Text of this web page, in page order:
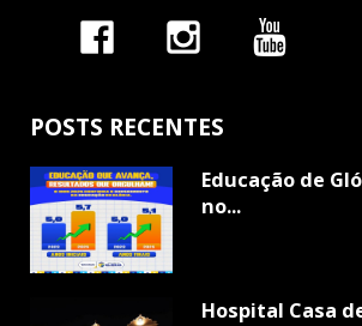
POSTS RECENTES
Educação de
no...
Hospital Casa